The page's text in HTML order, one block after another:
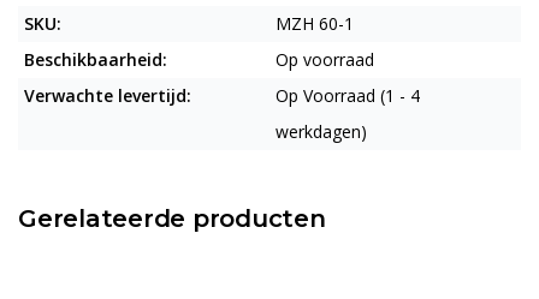
SKU:
MZH 60-1
Beschikbaarheid:
Op voorraad
Verwachte levertijd:
Op Voorraad (1 - 4
werkdagen)
Gerelateerde producten